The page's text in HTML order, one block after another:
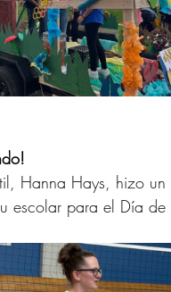
Hanna Hays, hizo
escolar para el Día